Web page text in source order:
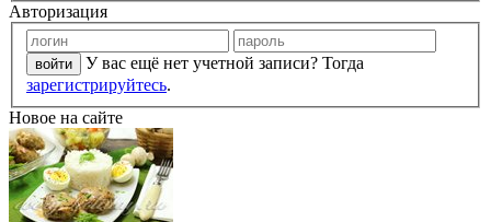
Авторизация
У вас ещё нет учетной записи? Тогда
зарегистрируйтесь.
Новое на сайте